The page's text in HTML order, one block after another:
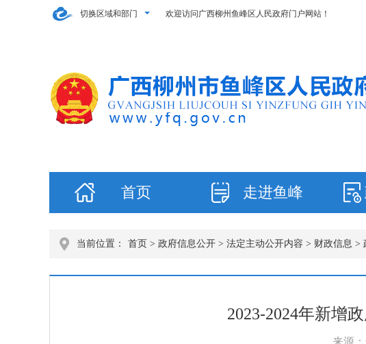
切换区域和部门 欢迎访问广西柳州鱼峰区人民政府门户网站！
首页 走进鱼峰
当前位置： 首页 > 政府信息公开 > 法定主动公开内容 > 财政信息 >
2023-2024年新增
来源